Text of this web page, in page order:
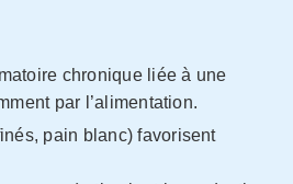
chronique liée à une
par l’alimentation.
pain blanc) favorisent